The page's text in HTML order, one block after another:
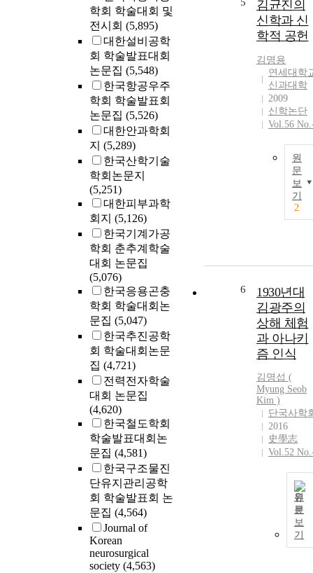
학회 학술대회 및
전시회 (5,895)
대한설비공학
회 학술발표대회
논문집 (5,548)
한국항공우주
학회 학술발표회
논문집 (5,526)
대한안과학회
지 (5,289)
한국산학기술
학회논문지
(5,251)
대한피부과학
회지 (5,126)
한국기계가공
학회 춘추계학술
대회 논문집
(5,076)
한국응용곤충
학회 학술대회논
문집 (5,047)
한국추진공학
회 학술대회논문
집 (4,721)
전력전자학술
대회 논문집
(4,620)
한국철도학회
학술발표대회논
문집 (4,581)
한국구조물진
단유지관리공학
회 학술발표회 논
문집 (4,564)
Journal of
Korean
neurosurgical
society (4,563)
5
김균진의
신학과 신
학적 공헌
김명용
연세대학
신과대학
2009
신학논단
Vol.56
원
문
보
기
2
6
1930년대
김광주의
상해 체험
과 아나키
즘 인식
김명섭 (
Myung Seob
Kim )
단국사학
2016
史學志
Vol.52
원
문
보
기